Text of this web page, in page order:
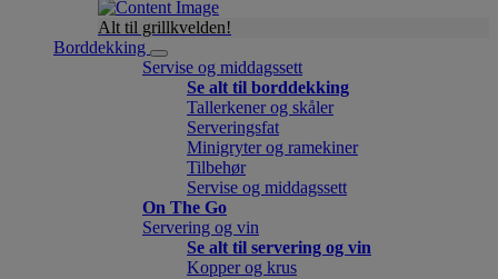
Alt til grillkvelden!
Borddekking
Servise og middagssett
Se alt til borddekking
Tallerkener og skåler
Serveringsfat
Minigryter og ramekiner
Tilbehør
Servise og middagssett
On The Go
Servering og vin
Se alt til servering og vin
Kopper og krus